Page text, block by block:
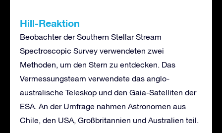
Hill-Reaktion
Beobachter der Southern Stellar Stream
Spectroscopic Survey verwendeten zwei
Methoden, um den Stern zu entdecken. Das
Vermessungsteam verwendete das anglo-
australische Teleskop und den Gaia-Satelliten der
ESA. An der Umfrage nahmen Astronomen aus
Chile, den USA, Großbritannien und Australien teil.